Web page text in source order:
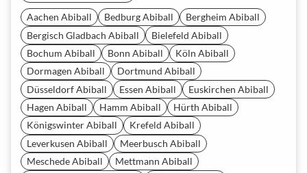
Aachen Abiball Bedburg Abiball
Bergheim Abiball
Bergisch Gladbach Abiball
Bielefeld Abiball
Bochum Abiball
Bonn Abiball
Köln Abiball
Dormagen Abiball
Dortmund Abiball
Düsseldorf Abiball
Essen Abiball
Euskirchen Abiball
Hagen Abiball
Hamm Abiball
Hürth Abiball
Königswinter Abiball
Krefeld Abiball
Leverkusen Abiball
Meerbusch Abiball
Meschede Abiball
Mettmann Abiball